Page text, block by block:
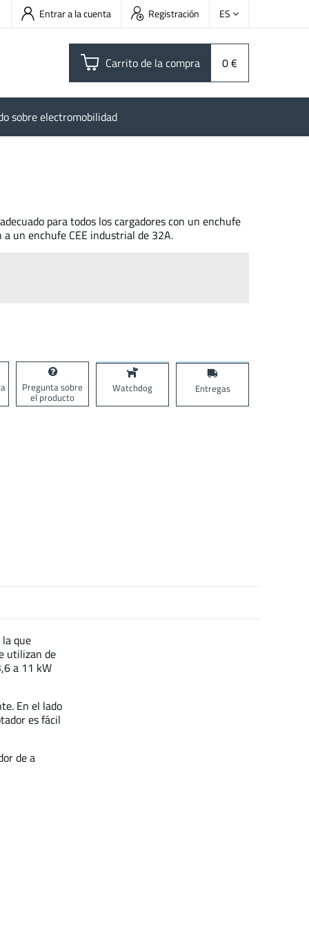
Entrar a la cuenta Registración ES
Carrito de la compra 0 €
sobre electromobilidad
para todos los cargadores con un enchufe
un enchufe CEE industrial de 32A.
Pregunta sobre
el producto
Watchdog Entregas
que
utilizan de
a 11 kW
En el lado
es fácil
de a